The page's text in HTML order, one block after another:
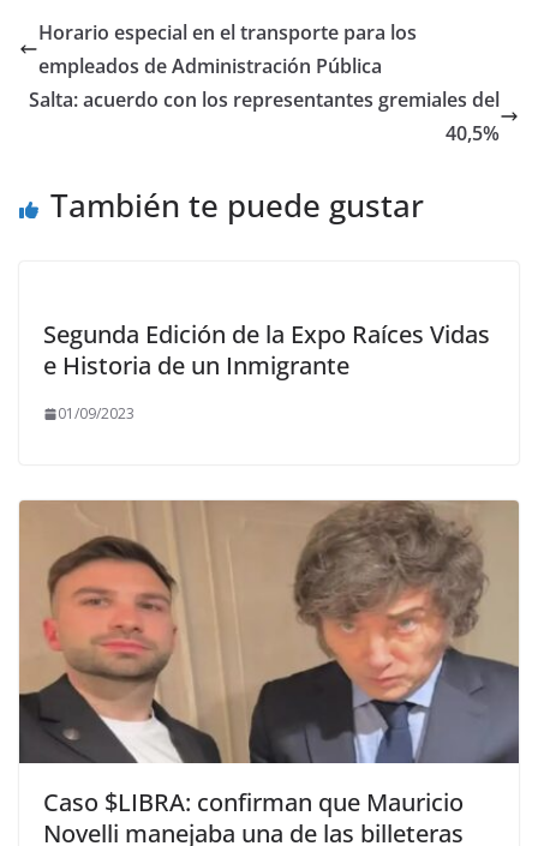
b
o
o
d
o
n
l p
ar
ti
Horario especial en el transporte para los
empleados de Administración Pública
Salta: acuerdo con los representantes gremiales del
40,5%
También te puede gustar
Segunda Edición de la Expo Raíces Vidas
e Historia de un Inmigrante
01/09/2023
Caso $LIBRA: confirman que Mauricio
Novelli manejaba una de las billeteras